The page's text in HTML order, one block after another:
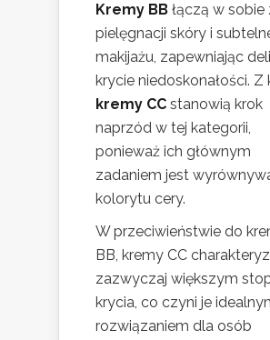
Kremy BB łączą w
pielęgnacji skóry i
makijażu, zapewniając
krycie niedoskonałości. Z
kremy CC stanowią krok
naprzód w tej kategorii,
ponieważ ich głównym
zadaniem jest
kolorytu cery.
W przeciwieństwie do
BB, kremy CC
zazwyczaj większym
krycia, co czyni je
rozwiązaniem dla osób